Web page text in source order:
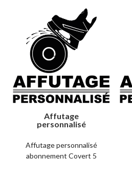
Affutage
personnalisé
Affutage personnalisé
abonnement Covert 5